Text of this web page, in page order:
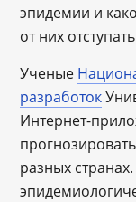
эпидемии и
от них
Ученые
разработок
Интернет-
разных